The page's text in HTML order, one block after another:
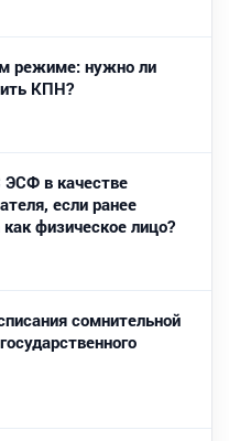
режиме: нужно ли
КПН?
ЭСФ в качестве
если ранее
физическое лицо?
сомнительной